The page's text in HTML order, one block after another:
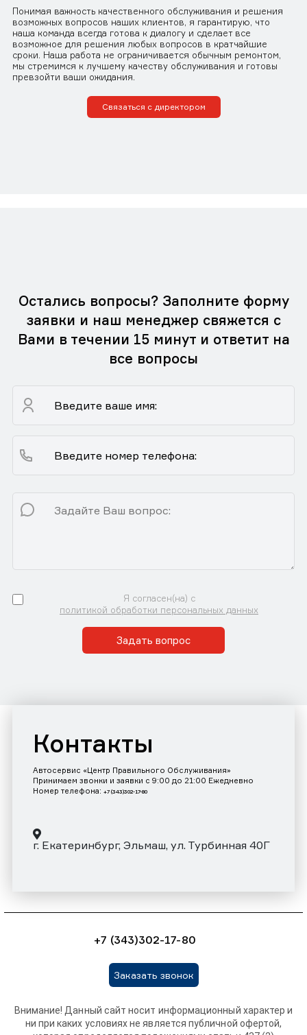
Понимая важность качественного обслуживания и решения
возможных вопросов наших клиентов, я гарантирую, что
наша команда всегда готова к диалогу и сделает все
возможное для решения любых вопросов в кратчайшие
сроки. Наша работа не ограничивается обычным ремонтом,
мы стремимся к лучшему качеству обслуживания и готовы
превзойти ваши ожидания.
Связаться с директором
Остались вопросы? Заполните форму
заявки и наш менеджер свяжется с
Вами в течении 15 минут и ответит на
все вопросы
Я согласен(на) с
политикой обработки персональных данных
Задать вопрос
Контакты
Автосервис «Центр Правильного Обслуживания»
Принимаем звонки и заявки с 9:00 до 21:00 Ежедневно
Номер телефона: +7 (343)302-17-80
г. Екатеринбург, Эльмаш, ул. Турбинная 40Г
+7 (343)302-17-80
Заказать звонок
Внимание! Данный сайт носит информационный характер и
ни при каких условиях не является публичной офертой,